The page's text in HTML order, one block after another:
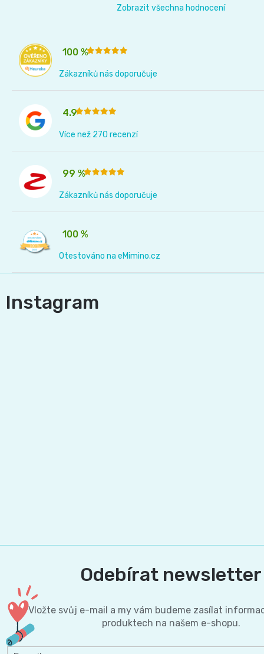
Zobrazit všechna hodnocení
100 %
Zákazníků nás doporučuje
4.9
Více než 270 recenzí
99 %
Zákazníků nás doporučuje
100 %
Otestováno na eMimino.cz
Instagram
Odebírat newsletter
Vložte svůj e-mail a my vám budeme zasílat
produktech na našem e-shopu.